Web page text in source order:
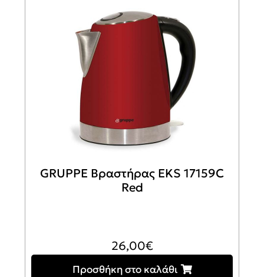
GRUPPE Βραστήρας EKS 17159C
Red
26,00€
Προσθήκη στο καλάθι